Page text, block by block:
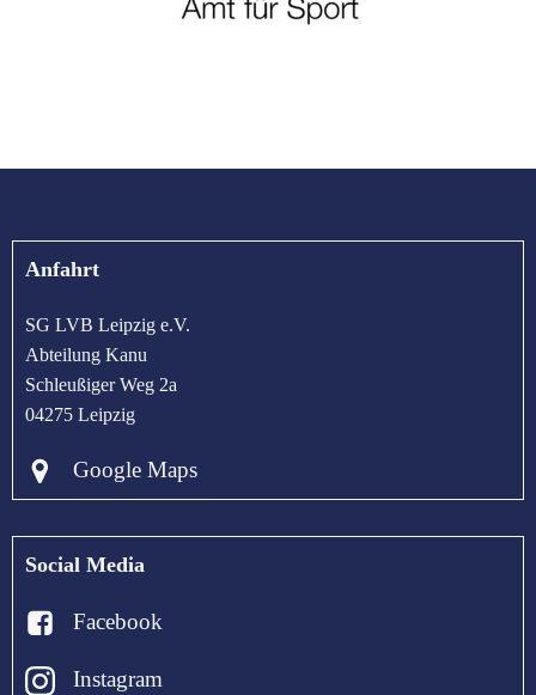
Anfahrt
SG LVB Leipzig e.V.
Abteilung Kanu
Schleußiger Weg 2a
04275 Leipzig
Google Maps
Social Media
Facebook
Instagram